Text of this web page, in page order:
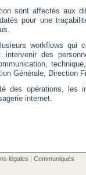
sont affectés aux
pour une
workflows qui
intervenir des
Générale, Direction
des opérations, les
internet.
légales | Communiqués